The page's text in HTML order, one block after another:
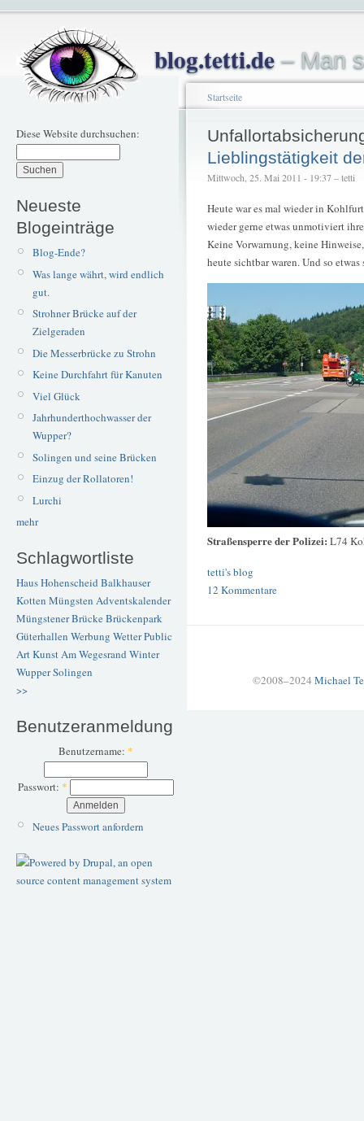
blog.tetti.de– Man
Diese Website durchsuchen:
Neueste
Blogeinträge
Blog-Ende?
Was lange währt, wird endlich
gut.
Strohner Brücke auf der
Zielgeraden
Die Messerbrücke zu Strohn
Keine Durchfahrt für Kanuten
Viel Glück
Jahrhunderthochwasser der
Wupper?
Solingen und seine Brücken
Einzug der Rollatoren!
Lurchi
mehr
Schlagwortliste
Haus Hohenscheid Balkhauser
Kotten Müngsten Adventskalender
Müngstener BrückeBrückenpark
Güterhallen Werbung WetterPublic
ArtKunstAm Wegesrand Winter
WupperSolingen
>>
Benutzeranmeldung
Benutzername: *
Passwort: *
Neues Passwort anfordern
Startseite
Lieblingstätigkeit
Mittwoch, 25. Mai 2011 - 19:37 – tetti
Heute war es mal wieder in
wieder gerne etwas unmotiviert
Keine Vorwarnung, keine
heute sichtbar waren. Und so
Straßensperre der Polizei: L74
tetti's blog
12 Kommentare
©2008–2024 Michael